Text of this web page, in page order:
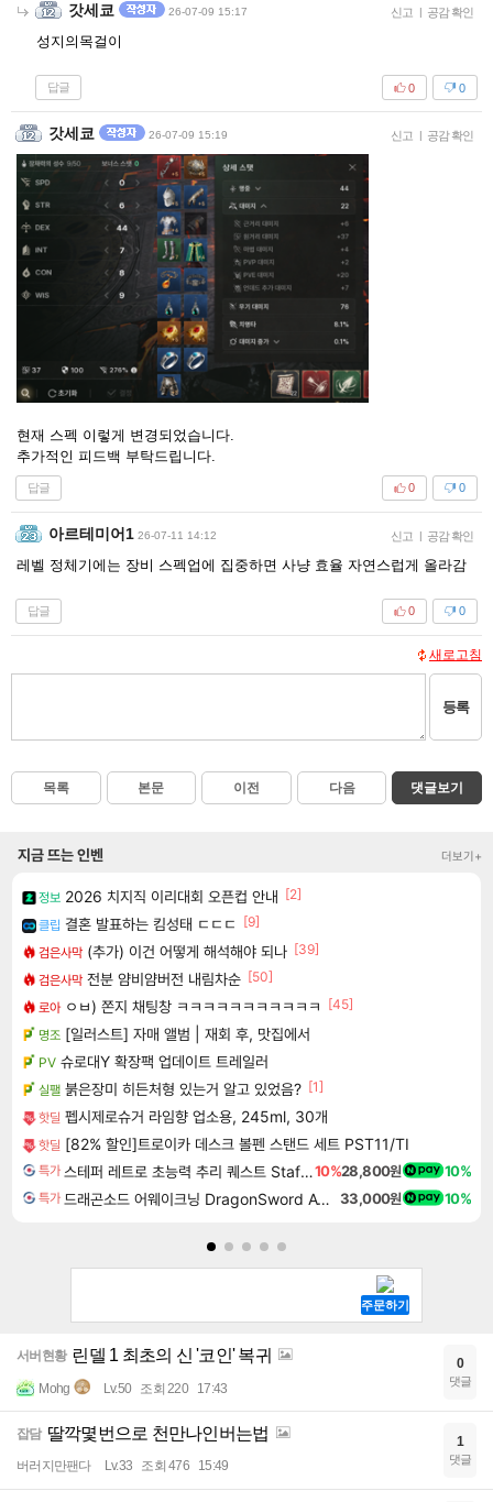
갓세쿄 26-07-09 15:17 신고 | 공감 확인
성지의목걸이
답글 0
0
갓세쿄 26-07-09 15:19 신고 | 공감 확인
현재 스펙 이렇게 변경되었습니다.
추가적인 피드백 부탁드립니다.
답글 0
0
아르테미어1 26-07-11 14:12 신고 | 공감 확인
레벨 정체기에는 장비 스펙업에 집중하면 사냥 효율 자연스럽게 올라감
답글 0
0
새로고침
등록
목록 본문 이전 다음 댓글보기
지금 뜨는 인벤 더보기+
정보 2026 치지직 이리대회 오픈컵 안내 [2]
클립 결혼 발표하는 킴성태 ㄷㄷㄷ
[9]
검은사막 (추가) 이건 어떻게 해석해야 되나 [39]
검은사막 전분 얌비얌버전 내림차순 [50]
로아 ㅇㅂ) 쫀지 채팅창 ㅋㅋㅋㅋㅋㅋㅋㅋㅋㅋㅋ
[45]
명조 [일러스트] 자매 앨범 | 재회 후, 맛집에서
PV 슈로대Y 확장팩 업데이트 트레일러
실팰 붉은장미 히든처형 있는거 알고 있었음? [1]
핫딜 펩시제로슈거 라임향 업소용, 245ml, 30개
핫딜 [82% 할인]트로이카 데스크 볼펜 스탠드 세트 PST11/TI
특가 스테퍼 레트로 초능력 추리 퀘스트 Staffer Retro A Supernatural Mystery Quest10%28,800원 10%
특가 드래곤소드 어웨이크닝 DragonSword Awakening 33,000원 10%
서버현황 린델 1 최초의 신 '코인' 복귀
Mohg Lv.50 조회 220 17:43
0
댓글
잡담 딸깍몇번으로 천만나인버는법
버러지만팬다 Lv.33 조회 476 15:49
1
댓글